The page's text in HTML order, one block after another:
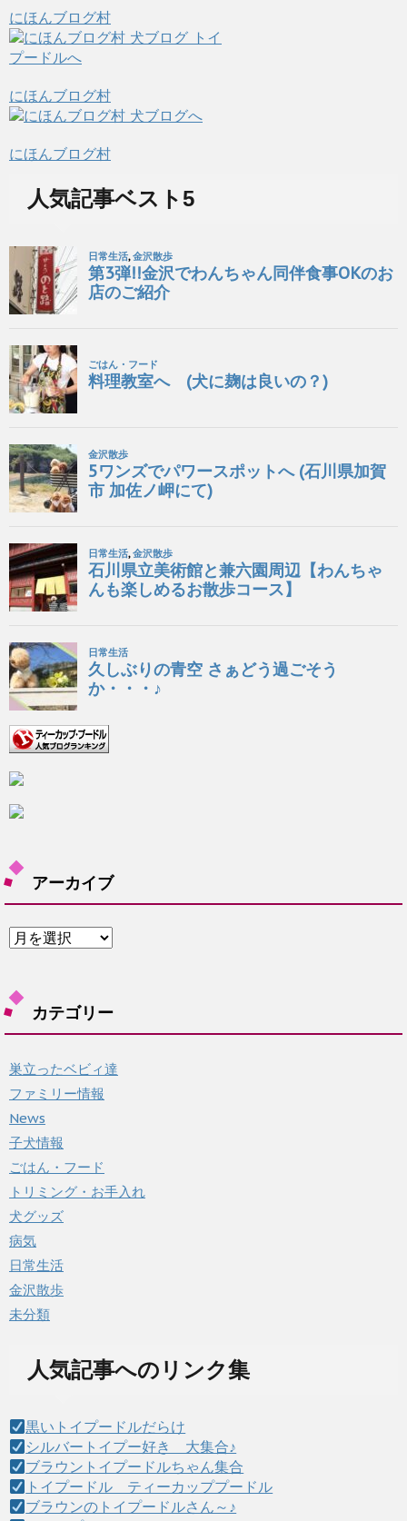
にほんブログ村
にほんブログ村
にほんブログ村
人気記事ベスト5
アーカイブ
ア
イ
ブ
カテゴリー
巣立ったベビィ達
ファミリー情報
News
子犬情報
ごはん・フード
トリミング・お手入れ
犬グッズ
病気
日常生活
金沢散歩
未分類
人気記事へのリンク集
黒いトイプードルだらけ
シルバートイプー好き 大集合♪
ブラウントイプードルちゃん集合
トイプードル ティーカッププードル
ブラウンのトイプードルさん～♪